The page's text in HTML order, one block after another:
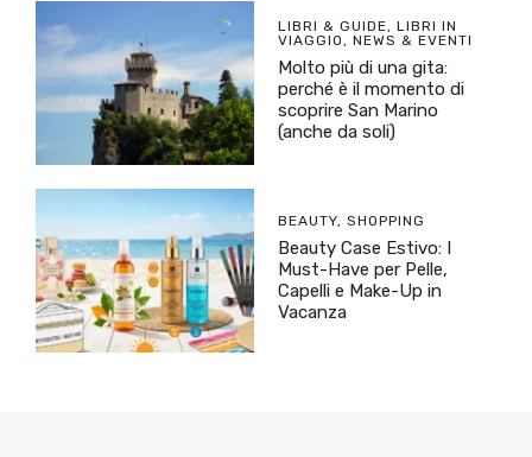
LIBRI & GUIDE, LIBRI IN
VIAGGIO , NEWS & EVENTI
Molto più di una gita:
perché è il momento di
scoprire San Marino
(anche da soli)
BEAUTY, SHOPPING
Beauty Case Estivo: I
Must-Have per Pelle,
Capelli e Make-Up in
Vacanza